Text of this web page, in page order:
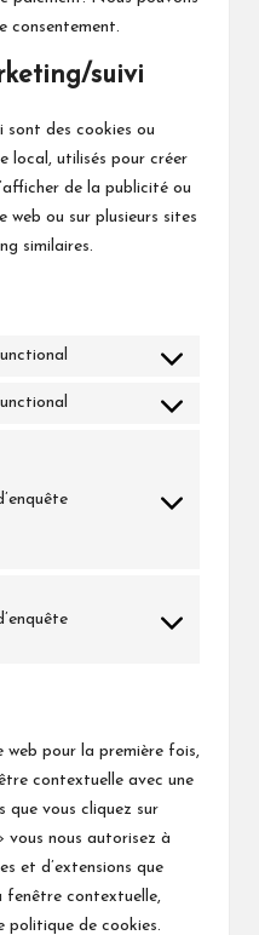
consentement.
suivi
sont des cookies ou
local, utilisés pour créer
de la publicité ou
web ou sur plusieurs sites
similaires.
pour la première fois,
contextuelle avec une
que vous cliquez sur
vous nous autorisez à
et d’extensions que
fenêtre contextuelle,
politique de cookies.